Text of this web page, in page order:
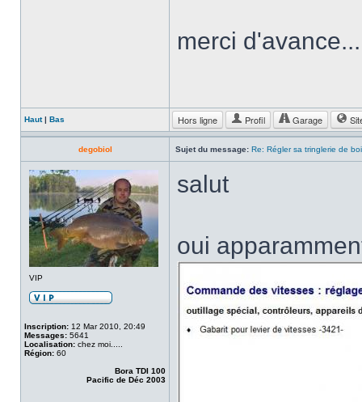
merci d'avance...
Haut| Bas Hors ligne Profil Garage
degobiol Sujet du message: Re: Régler sa tringlerie de
VIP
Inscription: 12 Mar 2010, 20:49
Messages: 5641
Localisation: chez moi.....
Région: 60
Bora TDI 100
Pacific de Déc 2003
salut
oui